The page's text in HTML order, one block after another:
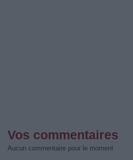
Vos commentaires
Aucun commentaire pour le moment